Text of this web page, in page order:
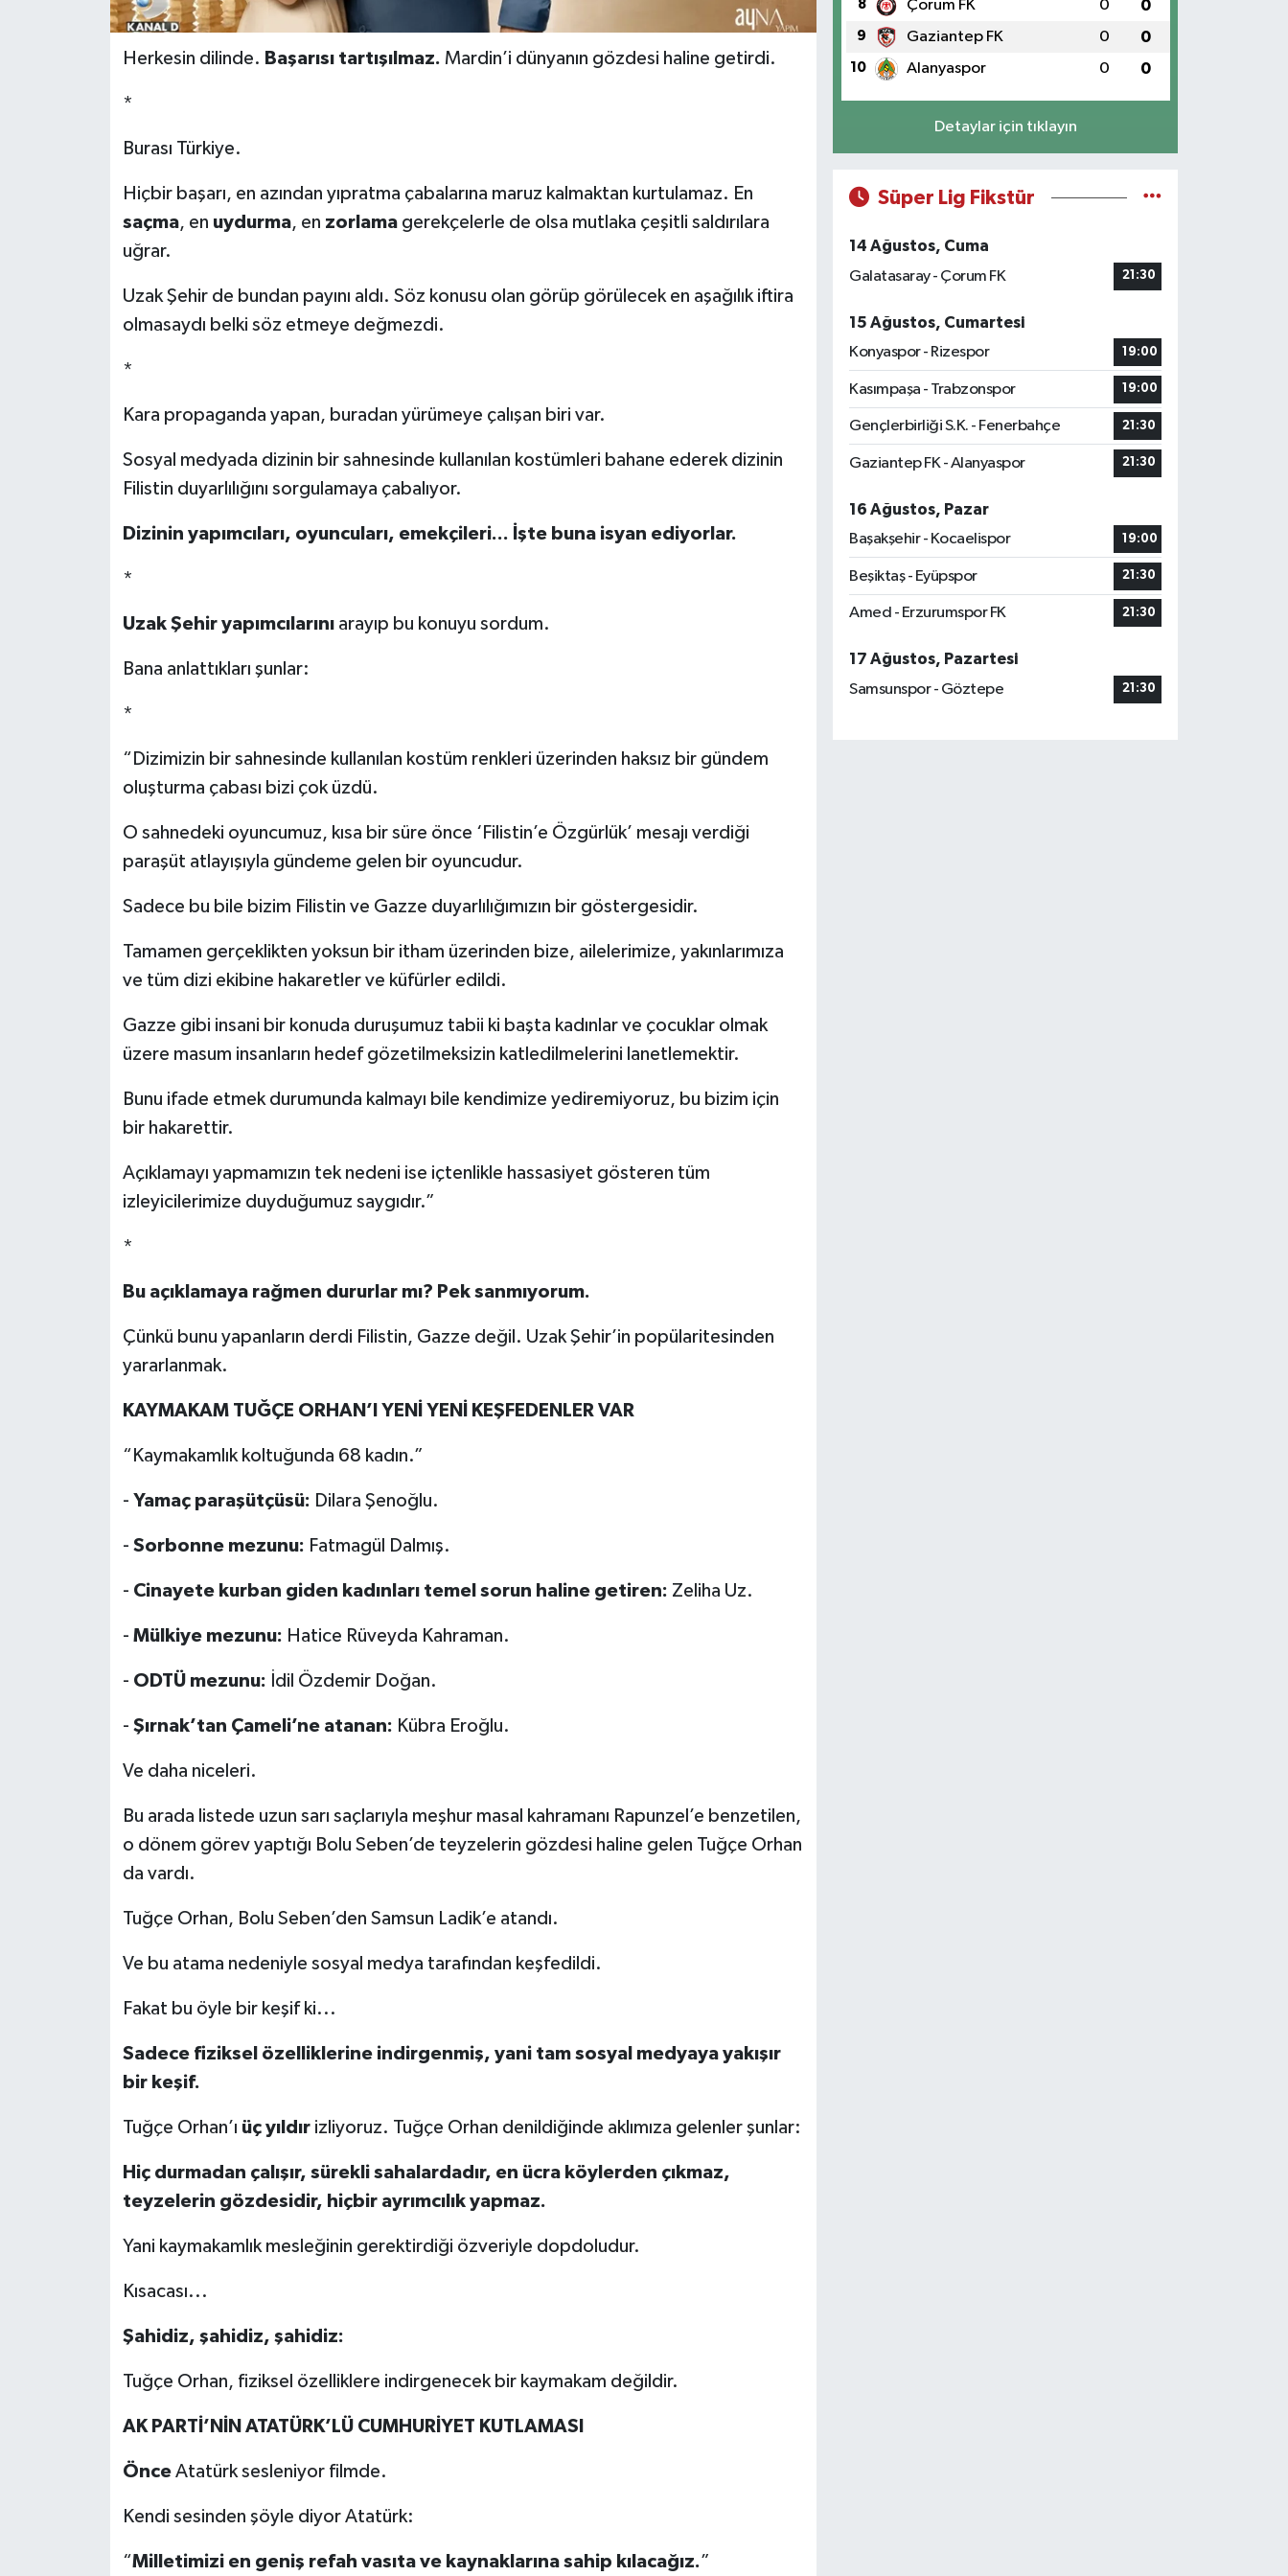
Herkesin dilinde. Başarısı tartışılmaz. Mardin’i dünyanın gözdesi haline getirdi.
*
Burası Türkiye.
Hiçbir başarı, en azından yıpratma çabalarına maruz kalmaktan kurtulamaz. En
saçma, en uydurma, en zorlama gerekçelerle de olsa mutlaka çeşitli saldırılara
uğrar.
Uzak Şehir de bundan payını aldı. Söz konusu olan görüp görülecek en aşağılık iftira
olmasaydı belki söz etmeye değmezdi.
*
Kara propaganda yapan, buradan yürümeye çalışan biri var.
Sosyal medyada dizinin bir sahnesinde kullanılan kostümleri bahane ederek dizinin
Filistin duyarlılığını sorgulamaya çabalıyor.
Dizinin yapımcıları, oyuncuları, emekçileri... İşte buna isyan ediyorlar.
*
Uzak Şehir yapımcılarınıarayıp bu konuyu sordum.
Bana anlattıkları şunlar:
*
“Dizimizin bir sahnesinde kullanılan kostüm renkleri üzerinden haksız bir gündem
oluşturma çabası bizi çok üzdü.
O sahnedeki oyuncumuz, kısa bir süre önce ‘Filistin’e Özgürlük’ mesajı verdiği
paraşüt atlayışıyla gündeme gelen bir oyuncudur.
Sadece bu bile bizim Filistin ve Gazze duyarlılığımızın bir göstergesidir.
Tamamen gerçeklikten yoksun bir itham üzerinden bize, ailelerimize, yakınlarımıza
ve tüm dizi ekibine hakaretler ve küfürler edildi.
Gazze gibi insani bir konuda duruşumuz tabii ki başta kadınlar ve çocuklar olmak
üzere masum insanların hedef gözetilmeksizin katledilmelerini lanetlemektir.
Bunu ifade etmek durumunda kalmayı bile kendimize yediremiyoruz, bu bizim için
bir hakarettir.
Açıklamayı yapmamızın tek nedeni ise içtenlikle hassasiyet gösteren tüm
izleyicilerimize duyduğumuz saygıdır.”
*
Bu açıklamaya rağmen dururlar mı? Pek sanmıyorum.
Çünkü bunu yapanların derdi Filistin, Gazze değil. Uzak Şehir’in popülaritesinden
yararlanmak.
KAYMAKAM TUĞÇE ORHAN’I YENİ YENİ KEŞFEDENLER VAR
“Kaymakamlık koltuğunda 68 kadın.”
- Yamaç paraşütçüsü: Dilara Şenoğlu.
- Sorbonne mezunu: Fatmagül Dalmış.
- Cinayete kurban giden kadınları temel sorun haline getiren: Zeliha Uz.
- Mülkiye mezunu: Hatice Rüveyda Kahraman.
- ODTÜ mezunu: İdil Özdemir Doğan.
- Şırnak’tan Çameli’ne atanan: Kübra Eroğlu.
Ve daha niceleri.
Bu arada listede uzun sarı saçlarıyla meşhur masal kahramanı Rapunzel’e benzetilen,
o dönem görev yaptığı Bolu Seben’de teyzelerin gözdesi haline gelen Tuğçe Orhan
da vardı.
Tuğçe Orhan, Bolu Seben’den Samsun Ladik’e atandı.
Ve bu atama nedeniyle sosyal medya tarafından keşfedildi.
Fakat bu öyle bir keşif ki...
Sadece fiziksel özelliklerine indirgenmiş, yani tam sosyal medyaya yakışır
bir keşif.
Tuğçe Orhan’ı üç yıldır izliyoruz. Tuğçe Orhan denildiğinde aklımıza gelenler şunlar:
Hiç durmadan çalışır, sürekli sahalardadır, en ücra köylerden çıkmaz,
teyzelerin gözdesidir, hiçbir ayrımcılık yapmaz.
Yani kaymakamlık mesleğinin gerektirdiği özveriyle dopdoludur.
Kısacası...
Şahidiz, şahidiz, şahidiz:
Tuğçe Orhan, fiziksel özelliklere indirgenecek bir kaymakam değildir.
AK PARTİ’NİN ATATÜRK’LÜ CUMHURİYET KUTLAMASI
ÖnceAtatürk sesleniyor filmde.
Kendi sesinden şöyle diyor Atatürk:
“Milletimizi en geniş refah vasıta ve kaynaklarına sahip kılacağız.”
8 Çorum FK 0 0
9 Gaziantep FK 0 0
10 Alanyaspor 0 0
Detaylar için tıklayın
Süper Lig Fikstür
14 Ağustos, Cuma
Galatasaray - Çorum FK
21:30
15 Ağustos, Cumartesi
Konyaspor - Rizespor
19:00
Kasımpaşa - Trabzonspor 19:00
Gençlerbirliği S.K. - Fenerbahçe 21:30
Gaziantep FK - Alanyaspor 21:30
16 Ağustos, Pazar
Başakşehir - Kocaelispor
19:00
Beşiktaş - Eyüpspor 21:30
Amed - Erzurumspor FK 21:30
17 Ağustos, Pazartesi
Samsunspor - Göztepe
21:30